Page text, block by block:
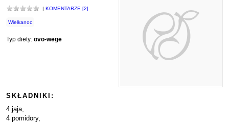
| KOMENTARZE [2]
Wielkanoc
Typ diety: ovo-wege
SKŁADNIKI:
4 jaja,
4 pomidory,